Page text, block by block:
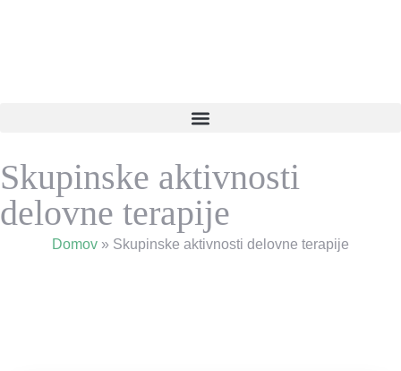
Skupinske aktivnosti
delovne terapije
Domov » Skupinske aktivnosti delovne terapije